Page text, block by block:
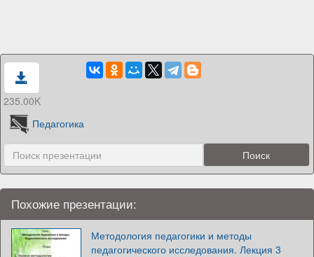
235.00K
Педагогика
Похожие презентации:
Методология педагогики и методы
педагогического исследования. Лекция 3